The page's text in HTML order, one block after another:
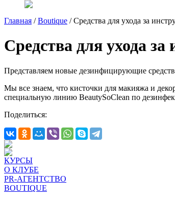
Главная /Boutique /Средства для ухода за
Средства для ухода
Представляем новые дезинфицирующие
Мы все знаем, что кисточки для макияжа и
специальную линию BeautySoClean по
Поделиться:
КУРСЫ
О КЛУБЕ
PR-АГЕНТСТВО
BOUTIQUE